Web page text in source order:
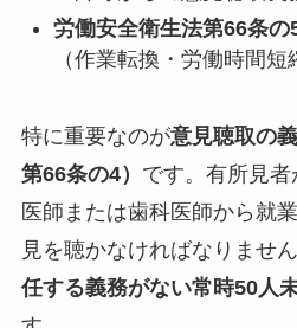
労働安全衛生法第66条の
（作業転換・労働時間短
特に重要なのが意見聴取の
第66条の4） です。有所見
医師または歯科医師から就
見を聴かなければなりませ
任する義務がない常時50人